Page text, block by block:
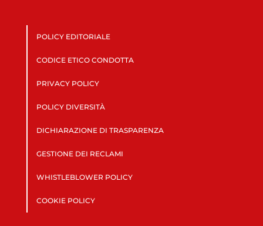
POLICY EDITORIALE
CODICE ETICO CONDOTTA
PRIVACY POLICY
POLICY DIVERSITÀ
DICHIARAZIONE DI TRASPARENZA
GESTIONE DEI RECLAMI
WHISTLEBLOWER POLICY
COOKIE POLICY